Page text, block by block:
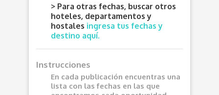
> Para otras fechas, buscar otros
hoteles, departamentos y
hostales ingresa tus fechas y
destino aquí.
Instrucciones
En cada publicación encuentras una
lista con las fechas en las que